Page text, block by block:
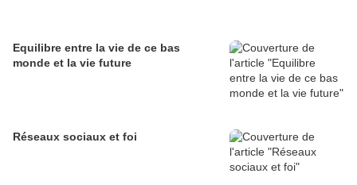
Equilibre entre la vie de ce bas
monde et la vie future
Réseaux sociaux et foi